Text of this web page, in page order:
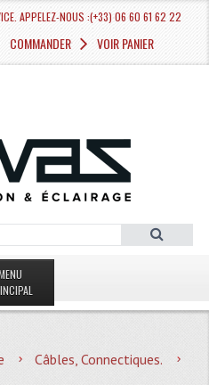
APPELEZ-NOUS :(+33) 06 60 61 62 22
COMMANDER VOIR PANIER
Câbles, Connectiques.